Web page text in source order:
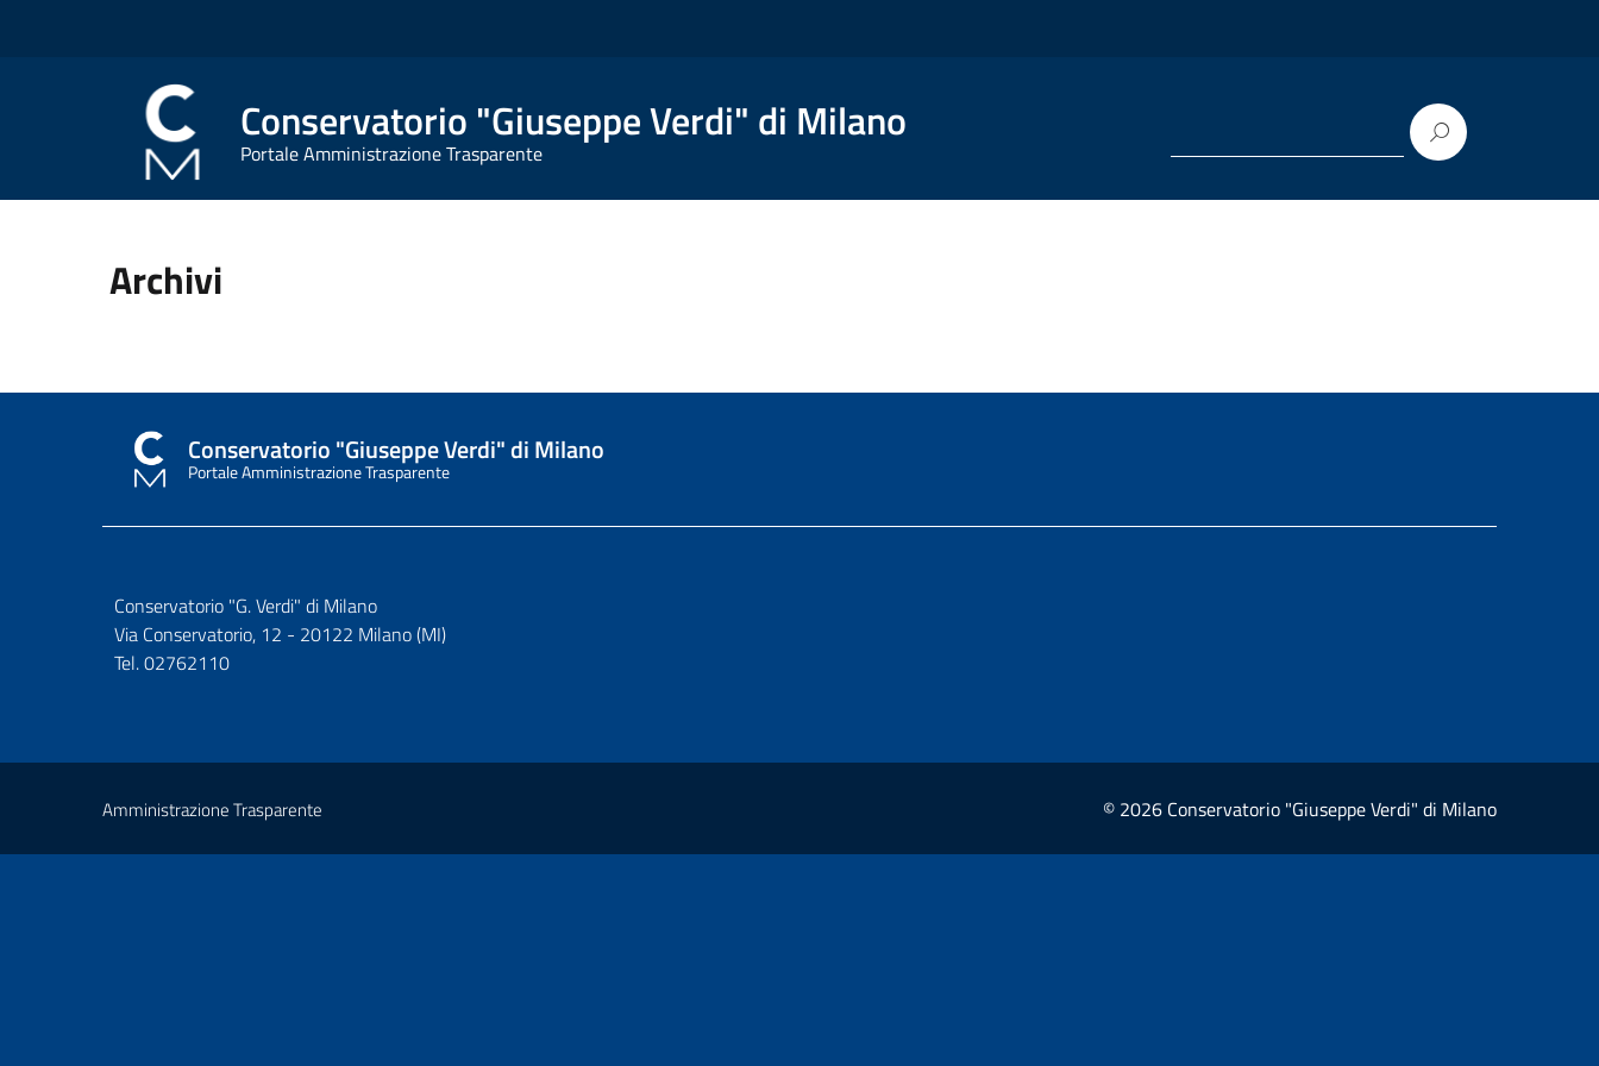
Conservatorio "Giuseppe Verdi" di Milano
Portale Amministrazione Trasparente
Archivi
Conservatorio "Giuseppe Verdi" di Milano
Portale Amministrazione Trasparente
Conservatorio "G. Verdi" di Milano
Via Conservatorio, 12 - 20122 Milano (MI)
Tel. 02762110
Amministrazione Trasparente © 2026 Conservatorio "Giuseppe Verdi" di Milano